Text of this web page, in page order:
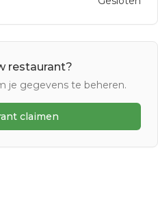
restaurant?
je gegevens te beheren.
claimen